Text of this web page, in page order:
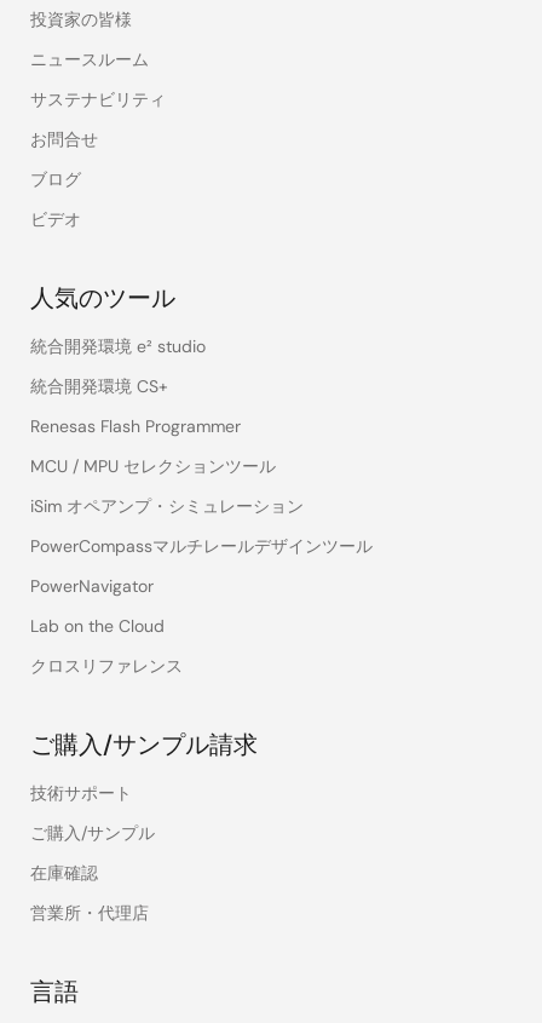
投資家の皆様
ニュースルーム
サステナビリティ
お問合せ
ブログ
ビデオ
人気のツール
統合開発環境 e² studio
統合開発環境 CS+
Renesas Flash Programmer
MCU / MPU セレクションツール
iSim オペアンプ・シミュレーション
PowerCompassマルチレールデザインツール
PowerNavigator
Lab on the Cloud
クロスリファレンス
ご購入/サンプル請求
技術サポート
ご購入/サンプル
在庫確認
営業所・代理店
言語